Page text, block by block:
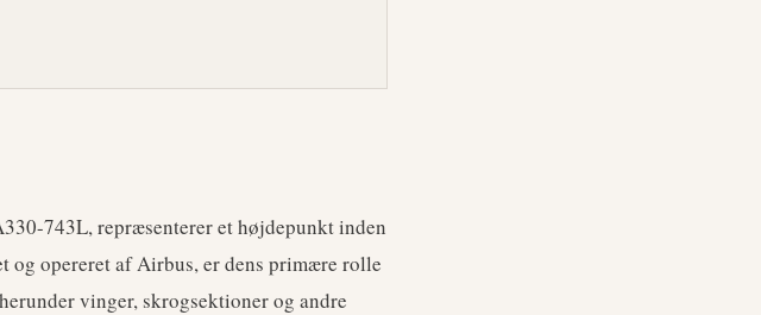
743L, repræsenterer et højdepunkt inden
opereret af Airbus, er dens primære rolle
vinger, skrogsektioner og andre